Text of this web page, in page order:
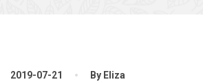
2019-07-21 By Eliza